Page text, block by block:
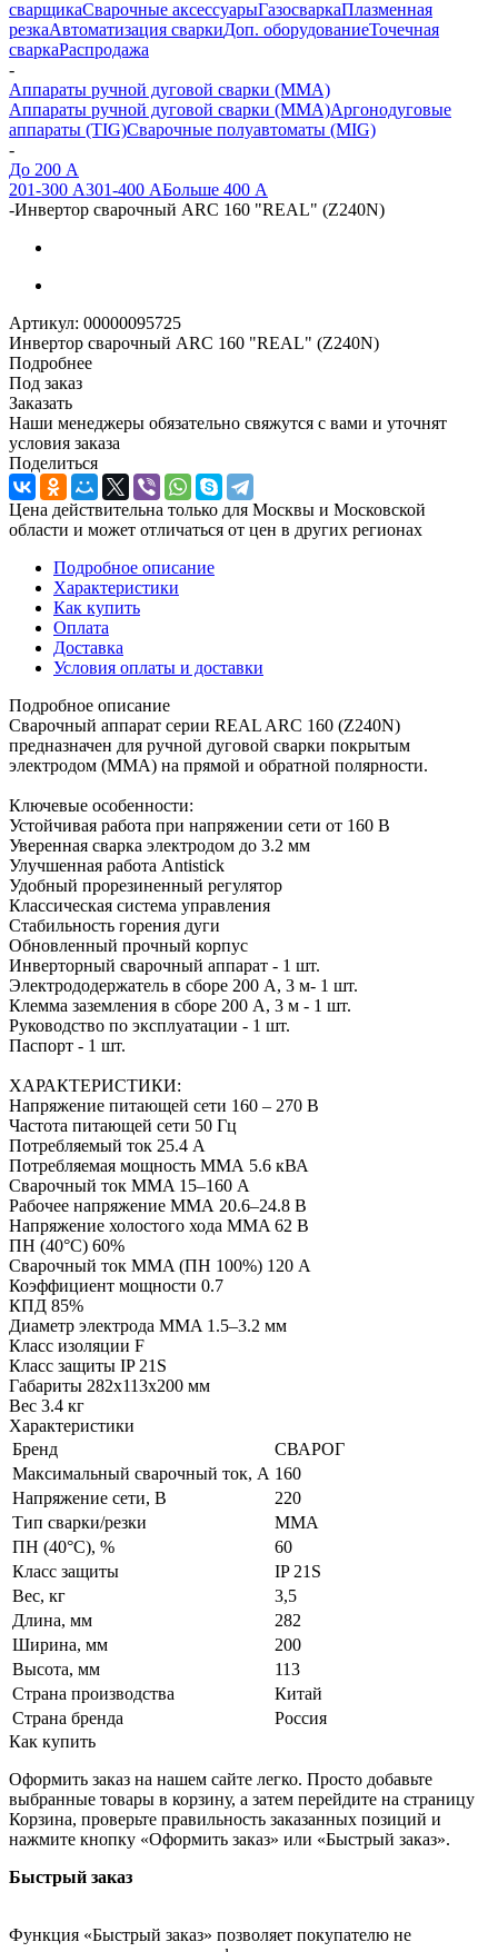
сварщикаСварочные аксессуарыГазосваркаПлазменная
резкаАвтоматизация сваркиДоп. оборудованиеТочечная
сваркаРаспродажа
-
Аппараты ручной дуговой сварки (MMA)
Аппараты ручной дуговой сварки (MMA)Аргонодуговые
аппараты (TIG)Сварочные полуавтоматы (MIG)
-
До 200 А
201-300 А301-400 АБольше 400 А
-Инвертор сварочный ARC 160 "REAL" (Z240N)
Артикул: 00000095725
Инвертор сварочный ARC 160 "REAL" (Z240N)
Подробнее
Под заказ
Заказать
Наши менеджеры обязательно свяжутся с вами и уточнят
условия заказа
Поделиться
Цена действительна только для Москвы и Московской
области и может отличаться от цен в других регионах
Подробное описание
Характеристики
Как купить
Оплата
Доставка
Условия оплаты и доставки
Подробное описание
Сварочный аппарат серии REAL ARC 160 (Z240N)
предназначен для ручной дуговой сварки покрытым
электродом (MMA) на прямой и обратной полярности.
Ключевые особенности:
Устойчивая работа при напряжении сети от 160 В
Уверенная сварка электродом до 3.2 мм
Улучшенная работа Antistick
Удобный прорезиненный регулятор
Классическая система управления
Стабильность горения дуги
Обновленный прочный корпус
Инверторный сварочный аппарат - 1 шт.
Электрододержатель в сборе 200 А, 3 м- 1 шт.
Клемма заземления в сборе 200 А, 3 м - 1 шт.
Руководство по эксплуатации - 1 шт.
Паспорт - 1 шт.
ХАРАКТЕРИСТИКИ:
Напряжение питающей сети 160 – 270 В
Частота питающей сети 50 Гц
Потребляемый ток 25.4 А
Потребляемая мощность ММА 5.6 кВА
Сварочный ток MMA 15–160 А
Рабочее напряжение ММА 20.6–24.8 В
Напряжение холостого хода MMA 62 В
ПН (40°C) 60%
Сварочный ток MMA (ПН 100%) 120 А
Коэффициент мощности 0.7
КПД 85%
Диаметр электрода MMA 1.5–3.2 мм
Класс изоляции F
Класс защиты IP 21S
Габариты 282x113x200 мм
Вес 3.4 кг
Характеристики
Бренд
СВАРОГ
Максимальный сварочный ток, А 160
Напряжение сети, В
220
Тип сварки/резки
MMA
ПН (40°C), %
60
Класс защиты
IP 21S
Вес, кг
3,5
Длина, мм
282
Ширина, мм
200
Высота, мм
113
Страна производства
Китай
Страна бренда
Россия
Как купить
Оформить заказ на нашем сайте легко. Просто добавьте
выбранные товары в корзину, а затем перейдите на страницу
Корзина, проверьте правильность заказанных позиций и
нажмите кнопку «Оформить заказ» или «Быстрый заказ».
Быстрый заказ
Функция «Быстрый заказ» позволяет покупателю не